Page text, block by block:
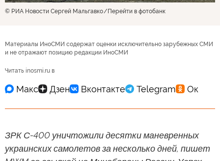
© РИА Новости Сергей Мальгавко Перейти в фотобанк
Материалы ИноСМИ содержат оценки исключительно зарубежных СМИ
и не отражают позицию редакции ИноСМИ
Читать inosmi.ru в
ЗРК С-400 уничтожили десятки маневренных
украинских самолетов за несколько дней, пишет